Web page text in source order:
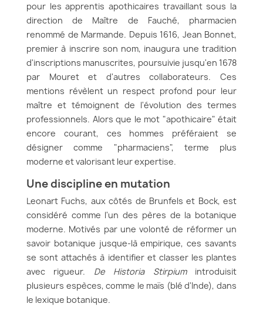
pour les apprentis apothicaires travaillant sous la
direction de Maître de Fauché, pharmacien
renommé de Marmande. Depuis 1616, Jean Bonnet,
premier à inscrire son nom, inaugura une tradition
d'inscriptions manuscrites, poursuivie jusqu'en 1678
par Mouret et d'autres collaborateurs. Ces
mentions révèlent un respect profond pour leur
maître et témoignent de l'évolution des termes
professionnels. Alors que le mot "apothicaire" était
encore courant, ces hommes préféraient se
désigner comme "pharmaciens", terme plus
moderne et valorisant leur expertise.
Une discipline en mutation
Leonart Fuchs, aux côtés de Brunfels et Bock, est
considéré comme l'un des pères de la botanique
moderne. Motivés par une volonté de réformer un
savoir botanique jusque-là empirique, ces savants
se sont attachés à identifier et classer les plantes
avec rigueur. De Historia Stirpiumintroduisit
plusieurs espèces, comme le maïs (blé d'Inde), dans
le lexique botanique.